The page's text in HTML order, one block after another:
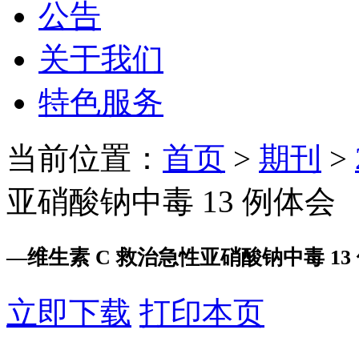
公告
关于我们
特色服务
当前位置： 首页 > 期刊 >
亚硝酸钠中毒 13 例体会
—维生素 C 救治急性亚硝酸钠中毒 13
立即下载 打印本页